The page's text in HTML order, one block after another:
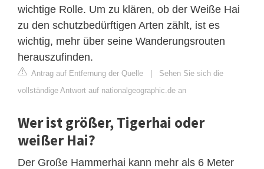
wichtige Rolle. Um zu klären, ob der Weiße Hai
zu den schutzbedürftigen Arten zählt, ist es
wichtig, mehr über seine Wanderungsrouten
herauszufinden.
Antrag auf Entfernung der Quelle | Sehen Sie sich die
vollständige Antwort auf nationalgeographic.de an
Wer ist größer, Tigerhai oder
weißer Hai?
Der Große Hammerhai kann mehr als 6 Meter